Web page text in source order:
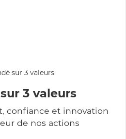
3 valeurs
confiance et innovation
de nos actions